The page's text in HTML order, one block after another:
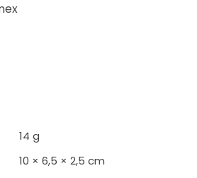
14 g
10 × 6,5 × 2,5 cm